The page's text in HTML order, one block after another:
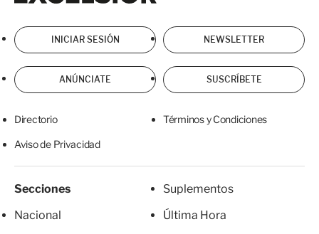
INICIAR SESIÓN NEWSLETTER
ANÚNCIATE SUSCRÍBETE
Directorio Términos y Condiciones
Aviso de Privacidad
Secciones
Nacional
Suplementos
Última Hora